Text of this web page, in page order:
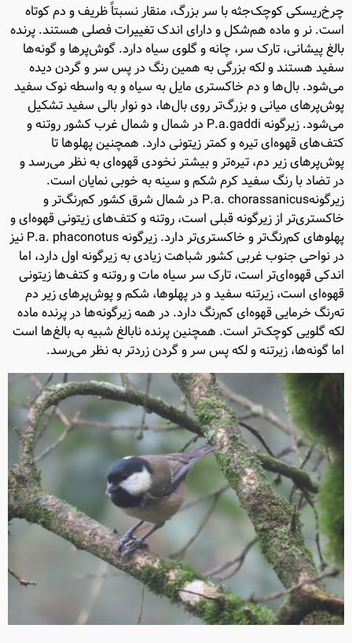
چرخ‌ریسکی کوچک‌جثه با سر بزرگ، منقار نسبتاً ظریف و دم کوتاه
است. نر و ماده هم‌شکل و دارای اندک تغییرات فصلی هستند. پرنده
بالغ پیشانی، تارک سر، چانه و گلوی سیاه دارد. گوش‌پرها و گونه‌ها
سفید هستند و لکه بزرگی به همین رنگ در پس سر و گردن دیده
می‌شود. بال‌ها و دم خاکستری مایل به سیاه و به واسطه نوک سفید
پوش‌پرهای میانی و بزرگ‌تر روی بال‌ها، دو نوار بالی سفید تشکیل
می‌شود. زیرگونه P.a.gaddi در شمال و شمال غرب کشور روتنه و
کتف‌های قهوه‌ای تیره و کمتر زیتونی دارد. همچنین پهلوها تا
پوش‌پرهای زیر دم، تیره‌تر و بیشتر نخودی قهوه‌ای به نظر می‌رسد و
در تضاد با رنگ سفید کرم شکم و سینه به خوبی نمایان است.
زیرگونهP.a. chorassanicus در شمال شرق کشور کم‌رنگ‌تر و
خاکستری‌تر از زیرگونه قبلی است، روتنه و کتف‌های زیتونی قهوه‌ای و
پهلوهای کم‌رنگ‌تر و خاکستری‌تر دارد. زیرگونه P.a. phaconotus نیز
در نواحی جنوب غربی کشور شباهت زیادی به زیرگونه اول دارد، اما
اندکی قهوه‌ای‌تر است، تارک سر سیاه مات و روتنه و کتف‌ها زیتونی
قهوه‌ای است، زیرتنه سفید و در پهلوها، شکم و پوش‌پرهای زیر دم
ته‌رنگ خرمایی قهوه‌ای کم‌رنگ دارد. در همه زیرگونه‌ها در پرنده ماده
لکه گلویی کوچک‌تر است. همچنین پرنده نابالغ شبیه به بالغ‌ها است
اما گونه‌ها، زیرتنه و لکه پس سر و گردن زردتر به نظر می‌رسد.